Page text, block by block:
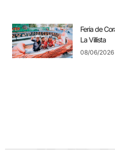
Feria de
La Villista
08/06/2026